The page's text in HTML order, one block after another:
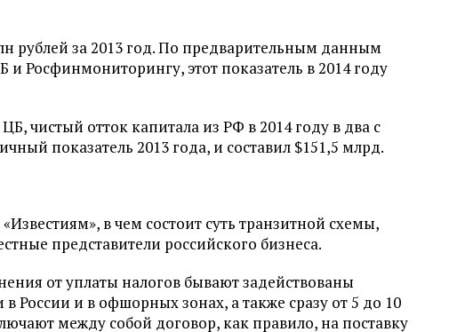
рублей за 2013 год. По предварительным данным
Росфинмониторингу, этот показатель в 2014 году
чистый отток капитала из РФ в 2014 году в два с
показатель 2013 года, и составил $151,5 млрд.
в чем состоит суть транзитной схемы,
представители российского бизнеса.
от уплаты налогов бывают задействованы
России и в офшорных зонах, а также сразу от 5 до 10
между собой договор, как правило, на поставку